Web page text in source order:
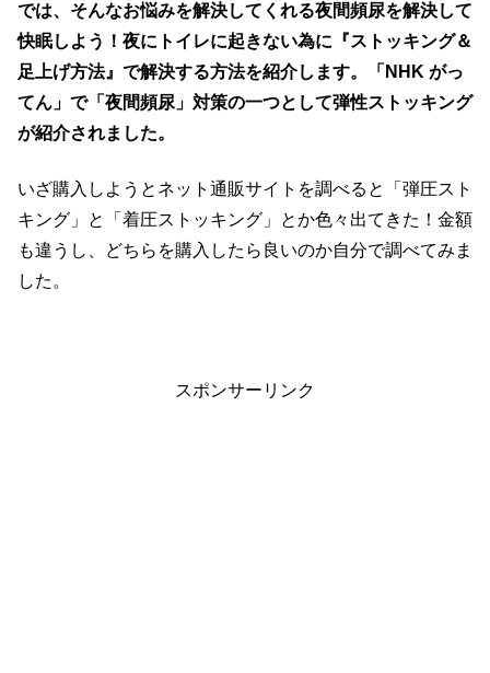
では、そんなお悩みを解決してくれる夜間頻尿を解決して
快眠しよう！夜にトイレに起きない為に『ストッキング＆
足上げ方法』で解決する方法を紹介します。「NHK がっ
てん」で「夜間頻尿」対策の一つとして弾性ストッキング
が紹介されました。
いざ購入しようとネット通販サイトを調べると「弾圧スト
キング」と「着圧ストッキング」とか色々出てきた！金額
も違うし、どちらを購入したら良いのか自分で調べてみま
した。
スポンサーリンク